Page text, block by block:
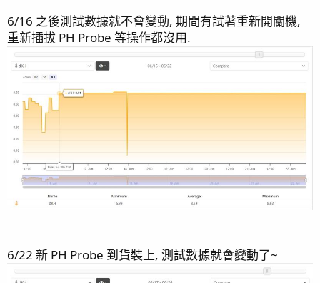
page93 2024末之水難 / 2025首發
page96 捱刀
page97 骨況更新
page98 影片更新 / 尋找草缸有緣人 / 巨物移出 / 出差歸
來 / 哥吉拉
page100 加油添醋
page101 北海道五日遊
page102 久違的更新
R
e
a
i
o
kaokaokao,bnmza0511,clownfish78and 32 others
KHA 偶而會測到不連續的數據.
6/16 之後測試數據就不會變動, 期間有試著重新開關機,
重新插拔 PH Probe 等操作都沒用.
6/22 新 PH Probe 到貨裝上, 測試數據就會變動了~